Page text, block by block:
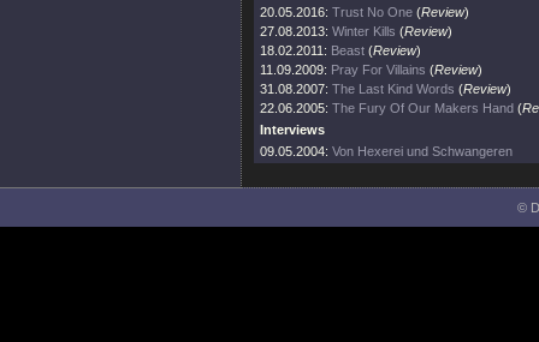
20.05.2016: Trust No One (Review)
27.08.2013: Winter Kills (Review)
18.02.2011: Beast (Review)
11.09.2009: Pray For Villains (Review)
31.08.2007: The Last Kind Words (Review)
22.06.2005: The Fury Of Our Makers Hand (
Interviews
09.05.2004: Von Hexerei und Schwangeren
©